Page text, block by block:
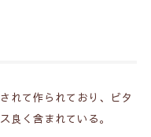
ットQ&A
まで？
何個分？
れて作られており、ビタ
良く含まれている。